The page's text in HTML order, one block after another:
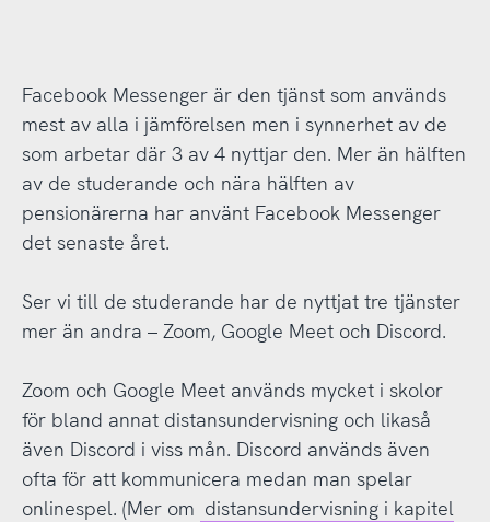
Facebook Messenger är den tjänst som används
mest av alla i jämförelsen men i synnerhet av de
som arbetar där 3 av 4 nyttjar den. Mer än hälften
av de studerande och nära hälften av
pensionärerna har använt Facebook Messenger
det senaste året.
Ser vi till de studerande har de nyttjat tre tjänster
mer än andra – Zoom, Google Meet och Discord.
Zoom och Google Meet används mycket i skolor
för bland annat distansundervisning och likaså
även Discord i viss mån. Discord används även
ofta för att kommunicera medan man spelar
onlinespel. (Mer om distansundervisning i kapitel